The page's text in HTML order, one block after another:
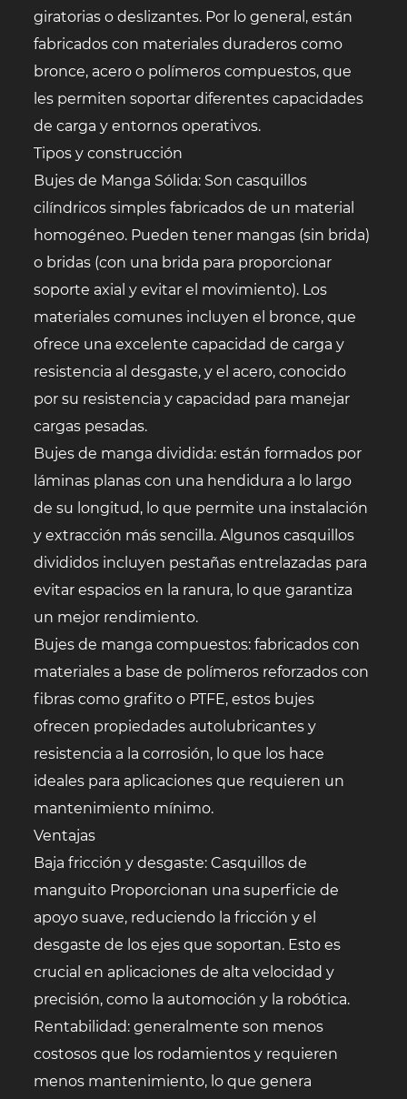
giratorias o deslizantes. Por lo general, están
fabricados con materiales duraderos como
bronce, acero o polímeros compuestos, que
les permiten soportar diferentes capacidades
de carga y entornos operativos.
Tipos y construcción
Bujes de Manga Sólida: Son casquillos
cilíndricos simples fabricados de un material
homogéneo. Pueden tener mangas (sin brida)
o bridas (con una brida para proporcionar
soporte axial y evitar el movimiento). Los
materiales comunes incluyen el bronce, que
ofrece una excelente capacidad de carga y
resistencia al desgaste, y el acero, conocido
por su resistencia y capacidad para manejar
cargas pesadas.
Bujes de manga dividida: están formados por
láminas planas con una hendidura a lo largo
de su longitud, lo que permite una instalación
y extracción más sencilla. Algunos casquillos
divididos incluyen pestañas entrelazadas para
evitar espacios en la ranura, lo que garantiza
un mejor rendimiento.
Bujes de manga compuestos: fabricados con
materiales a base de polímeros reforzados con
fibras como grafito o PTFE, estos bujes
ofrecen propiedades autolubricantes y
resistencia a la corrosión, lo que los hace
ideales para aplicaciones que requieren un
mantenimiento mínimo.
Ventajas
Baja fricción y desgaste:Casquillos de
manguito Proporcionan una superficie de
apoyo suave, reduciendo la fricción y el
desgaste de los ejes que soportan. Esto es
crucial en aplicaciones de alta velocidad y
precisión, como la automoción y la robótica.
Rentabilidad: generalmente son menos
costosos que los rodamientos y requieren
menos mantenimiento, lo que genera